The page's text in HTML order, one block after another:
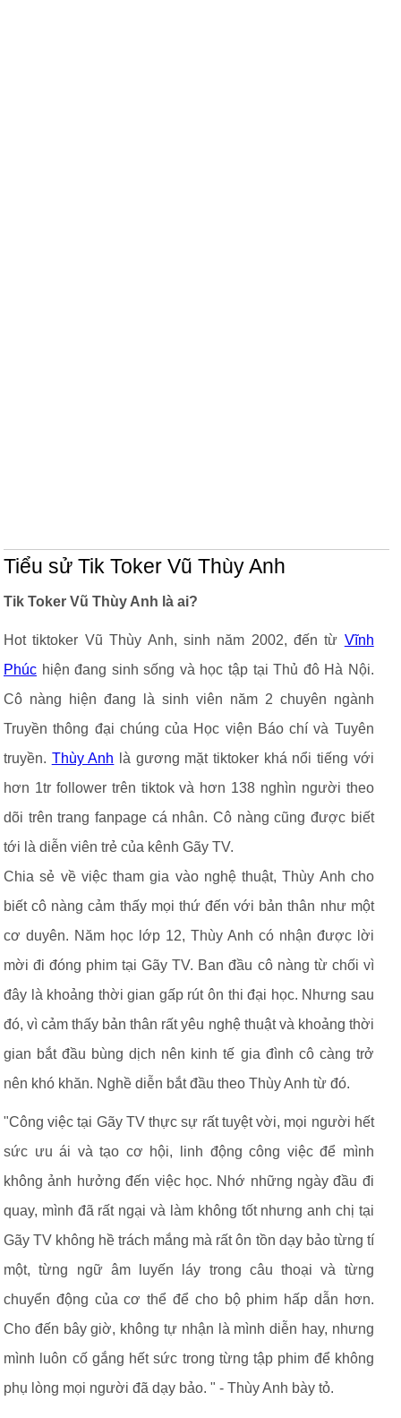
Tiểu sử Tik Toker Vũ Thùy Anh
Tik Toker Vũ Thùy Anh là ai?
Hot tiktoker Vũ Thùy Anh, sinh năm 2002, đến từ Vĩnh
Phúc hiện đang sinh sống và học tập tại Thủ đô Hà Nội.
Cô nàng hiện đang là sinh viên năm 2 chuyên ngành
Truyền thông đại chúng của Học viện Báo chí và Tuyên
truyền. Thùy Anh là gương mặt tiktoker khá nổi tiếng với
hơn 1tr follower trên tiktok và hơn 138 nghìn người theo
dõi trên trang fanpage cá nhân. Cô nàng cũng được biết
tới là diễn viên trẻ của kênh Gãy TV.
Chia sẻ về việc tham gia vào nghệ thuật, Thùy Anh cho
biết cô nàng cảm thấy mọi thứ đến với bản thân như một
cơ duyên. Năm học lớp 12, Thùy Anh có nhận được lời
mời đi đóng phim tại Gãy TV. Ban đầu cô nàng từ chối vì
đây là khoảng thời gian gấp rút ôn thi đại học. Nhưng sau
đó, vì cảm thấy bản thân rất yêu nghệ thuật và khoảng thời
gian bắt đầu bùng dịch nên kinh tế gia đình cô càng trở
nên khó khăn. Nghề diễn bắt đầu theo Thùy Anh từ đó.
"Công việc tại Gãy TV thực sự rất tuyệt vời, mọi người hết
sức ưu ái và tạo cơ hội, linh động công việc để mình
không ảnh hưởng đến việc học. Nhớ những ngày đầu đi
quay, mình đã rất ngại và làm không tốt nhưng anh chị tại
Gãy TV không hề trách mắng mà rất ôn tồn dạy bảo từng tí
một, từng ngữ âm luyến láy trong câu thoại và từng
chuyển động của cơ thể để cho bộ phim hấp dẫn hơn.
Cho đến bây giờ, không tự nhận là mình diễn hay, nhưng
mình luôn cố gắng hết sức trong từng tập phim để không
phụ lòng mọi người đã dạy bảo. " - Thùy Anh bày tỏ.